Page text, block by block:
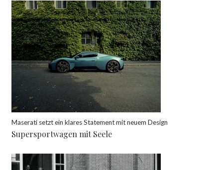
Maserati setzt ein klares Statement mit neuem Design
Supersportwagen mit Seele